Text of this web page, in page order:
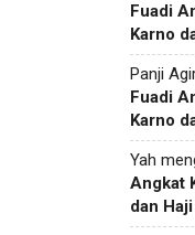
Fuadi
Karno
Panji
Fuadi
Karno
Yah
Angkat
dan